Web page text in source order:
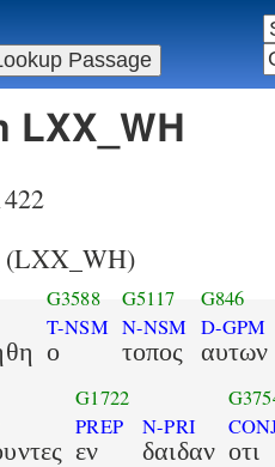
LXX_WH
(LXX_WH)
G3588
T-NSM
ο
G5117
N-NSM
τοπος
G846
D-GPM
αυτων
G1722
PREP
εν
N-PRI
δαιδαν οτι